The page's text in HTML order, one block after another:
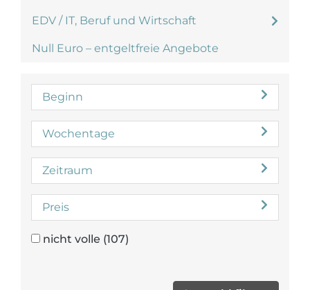
EDV / IT, Beruf und Wirtschaft
Null Euro – entgeltfreie Angebote
Beginn
Wochentage
Zeitraum
Preis
nicht volle (107)